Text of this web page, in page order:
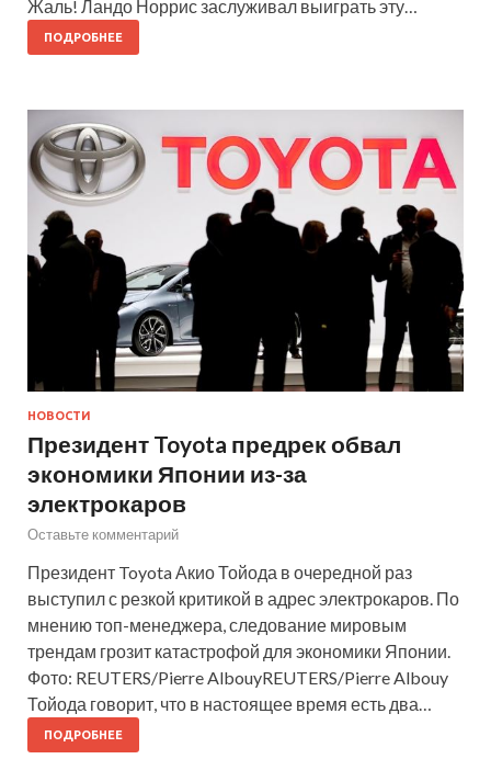
Жаль! Ландо Норрис заслуживал выиграть эту…
ПОДРОБНЕЕ
НОВОСТИ
Президент Toyota предрек обвал
экономики Японии из-за
электрокаров
Оставьте комментарий
Президент Toyota Акио Тойода в очередной раз
выступил с резкой критикой в адрес электрокаров. По
мнению топ-менеджера, следование мировым
трендам грозит катастрофой для экономики Японии.
Фото: REUTERS/Pierre AlbouyREUTERS/Pierre Albouy
Тойода говорит, что в настоящее время есть два…
ПОДРОБНЕЕ